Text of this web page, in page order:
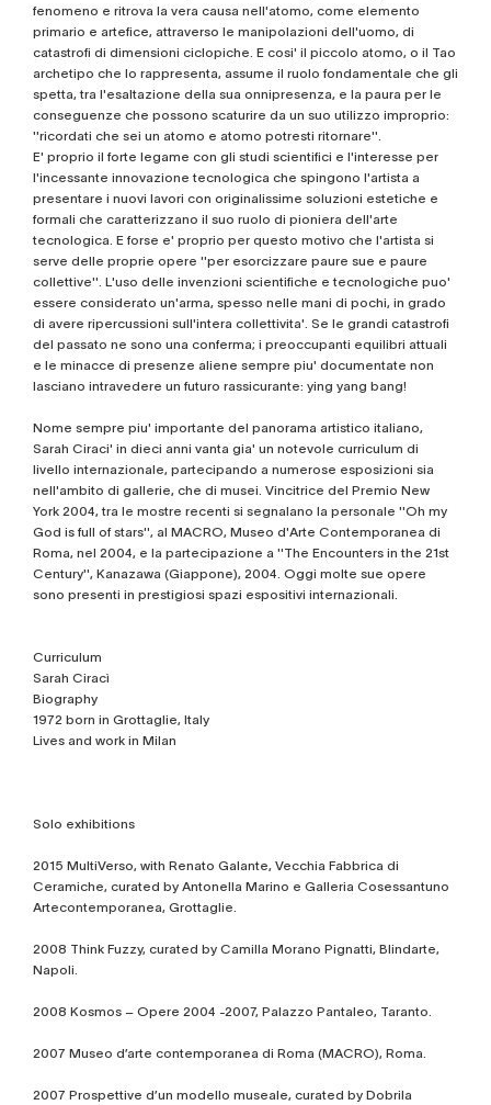
fenomeno e ritrova la vera causa nell'atomo, come elemento
primario e artefice, attraverso le manipolazioni dell'uomo, di
catastrofi di dimensioni ciclopiche. E cosi' il piccolo atomo, o il Tao
archetipo che lo rappresenta, assume il ruolo fondamentale che gli
spetta, tra l'esaltazione della sua onnipresenza, e la paura per le
conseguenze che possono scaturire da un suo utilizzo improprio:
''ricordati che sei un atomo e atomo potresti ritornare''.
E' proprio il forte legame con gli studi scientifici e l'interesse per
l'incessante innovazione tecnologica che spingono l'artista a
presentare i nuovi lavori con originalissime soluzioni estetiche e
formali che caratterizzano il suo ruolo di pioniera dell'arte
tecnologica. E forse e' proprio per questo motivo che l'artista si
serve delle proprie opere ''per esorcizzare paure sue e paure
collettive''. L'uso delle invenzioni scientifiche e tecnologiche puo'
essere considerato un'arma, spesso nelle mani di pochi, in grado
di avere ripercussioni sull'intera collettivita'. Se le grandi catastrofi
del passato ne sono una conferma; i preoccupanti equilibri attuali
e le minacce di presenze aliene sempre piu' documentate non
lasciano intravedere un futuro rassicurante: ying yang bang!
Nome sempre piu' importante del panorama artistico italiano,
Sarah Ciraci' in dieci anni vanta gia' un notevole curriculum di
livello internazionale, partecipando a numerose esposizioni sia
nell'ambito di gallerie, che di musei. Vincitrice del Premio New
York 2004, tra le mostre recenti si segnalano la personale ''Oh my
God is full of stars'', al MACRO, Museo d'Arte Contemporanea di
Roma, nel 2004, e la partecipazione a ''The Encounters in the 21st
Century'', Kanazawa (Giappone), 2004. Oggi molte sue opere
sono presenti in prestigiosi spazi espositivi internazionali.
Curriculum
Sarah Ciracì
Biography
1972 born in Grottaglie, Italy
Lives and work in Milan
Solo exhibitions
2015 MultiVerso, with Renato Galante, Vecchia Fabbrica di
Ceramiche, curated by Antonella Marino e Galleria Cosessantuno
Artecontemporanea, Grottaglie.
2008 Think Fuzzy, curated by Camilla Morano Pignatti, Blindarte,
Napoli.
2008 Kosmos – Opere 2004 -2007, Palazzo Pantaleo, Taranto.
2007 Museo d’arte contemporanea di Roma (MACRO), Roma.
2007 Prospettive d’un modello museale, curated by Dobrila